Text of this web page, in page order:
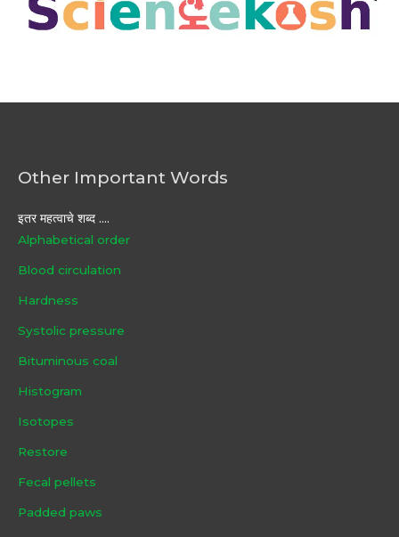
Other Important Words
इतर महत्वाचे शब्द ....
Alphabetical order
Blood circulation
Hardness
Systolic pressure
Bituminous coal
Histogram
Isotopes
Restore
Fecal pellets
Padded paws